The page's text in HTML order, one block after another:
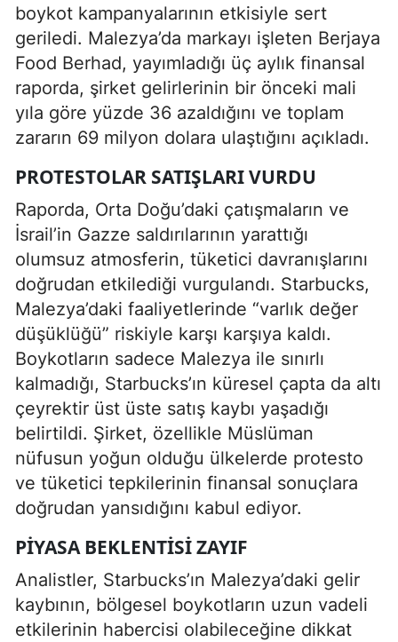
boykot kampanyalarının etkisiyle sert
geriledi. Malezya’da markayı işleten Berjaya
Food Berhad, yayımladığı üç aylık finansal
raporda, şirket gelirlerinin bir önceki mali
yıla göre yüzde 36 azaldığını ve toplam
zararın 69 milyon dolara ulaştığını açıkladı.
PROTESTOLAR SATIŞLARI VURDU
Raporda, Orta Doğu’daki çatışmaların ve
İsrail’in Gazze saldırılarının yarattığı
olumsuz atmosferin, tüketici davranışlarını
doğrudan etkilediği vurgulandı. Starbucks,
Malezya’daki faaliyetlerinde “varlık değer
düşüklüğü” riskiyle karşı karşıya kaldı.
Boykotların sadece Malezya ile sınırlı
kalmadığı, Starbucks’ın küresel çapta da altı
çeyrektir üst üste satış kaybı yaşadığı
belirtildi. Şirket, özellikle Müslüman
nüfusun yoğun olduğu ülkelerde protesto
ve tüketici tepkilerinin finansal sonuçlara
doğrudan yansıdığını kabul ediyor.
PIYASA BEKLENTISI ZAYIF
Analistler, Starbucks’ın Malezya’daki gelir
kaybının, bölgesel boykotların uzun vadeli
etkilerinin habercisi olabileceğine dikkat